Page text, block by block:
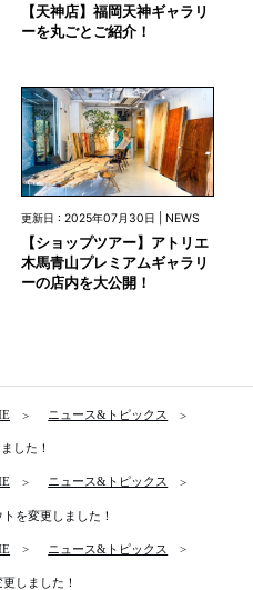
【天神店】福岡天神ギャラリ
ーを丸ごとご紹介！
更新日 : 2025年07月30日 | NEWS
【ショップツアー】アトリエ
木馬青山プレミアムギャラリ
ーの店内を大公開！
ニュース&トピックス
した！
ニュース&トピックス
を変更しました！
ニュース&トピックス
しました！